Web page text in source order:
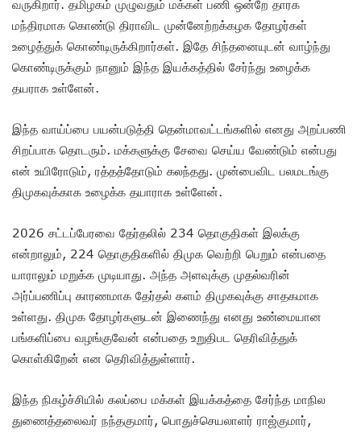
வருகிறார். தமிழகம் முழுவதும் மக்கள் பணி ஒன்றே தாரக
மந்திரமாக கொண்டு திராவிட முன்னேற்றக்கழக தோழர்கள்
உழைத்துக் கொண்டிருக்கிறார்கள். இதே சிந்தனையுடன் வாழ்ந்து
கொண்டிருக்கும் நானும் இந்த இயக்கத்தில் சேர்ந்து உழைக்க
தயராக உள்ளேன்.
இந்த வாய்ப்பை பயன்படுத்தி தென்மாவட்டங்களில் எனது அறப்பணி
சிறப்பாக தொடரும். மக்களுக்கு சேவை செய்ய வேண்டும் என்பது
என் உயிரோடும், ரத்தத்தோடும் கலந்தது. முன்பைவிட பலமடங்கு
திமுகவுக்காக உழைக்க தயாராக உள்ளேன்.
2026 சட்டப்பேரவை தேர்தலில் 234 தொகுதிகள் இலக்கு
என்றாலும், 224 தொகுதிகளில் திமுக வெற்றி பெறும் என்பதை
யாராலும் மறுக்க முடியாது. அந்த அளவுக்கு முதல்வரின்
அர்ப்பணிப்பு காரணமாக தேர்தல் களம் திமுகவுக்கு சாதகமாக
உள்ளது. திமுக தோழர்களுடன் இணைந்து எனது உண்மையான
பங்களிப்பை வழங்குவேன் என்பதை உறுதிபட தெரிவித்துக்
கொள்கிறேன் என தெரிவித்துள்ளார்.
இந்த நிகழ்ச்சியில் கலப்பை மக்கள் இயக்கத்தை சேர்ந்த மாநில
துணைத்தலைவர் நந்தகுமார், பொதுச்செயலாளர் ராஜ்குமார்,